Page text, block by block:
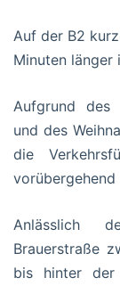
Auf der B2
Minuten länger
Aufgrund des
und des
die
vorübergehend
Anlässlich
Brauerstraße
bis hinter der